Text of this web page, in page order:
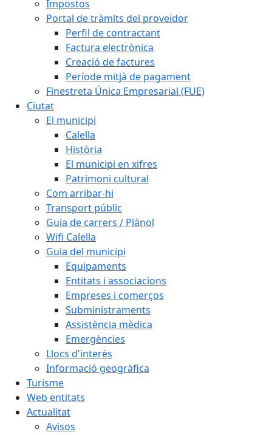
Impostos
Portal de tràmits del proveïdor
Perfil de contractant
Factura electrònica
Creació de factures
Període mitjà de pagament
Finestreta Única Empresarial (FUE)
Ciutat
El municipi
Calella
Història
El municipi en xifres
Patrimoni cultural
Com arribar-hi
Transport públic
Guia de carrers / Plànol
Wifi Calella
Guia del municipi
Equipaments
Entitats i associacions
Empreses i comerços
Subministraments
Assistència mèdica
Emergències
Llocs d'interès
Informació geogràfica
Turisme
Web entitats
Actualitat
Avisos